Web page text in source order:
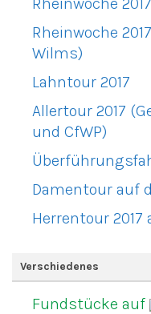
Rheinwoche
Wilms)
Lahntour 2017
Allertour 2017
und CfWP)
Damentour auf
Herrentour 2017
Verschiedenes
Fundstücke auf